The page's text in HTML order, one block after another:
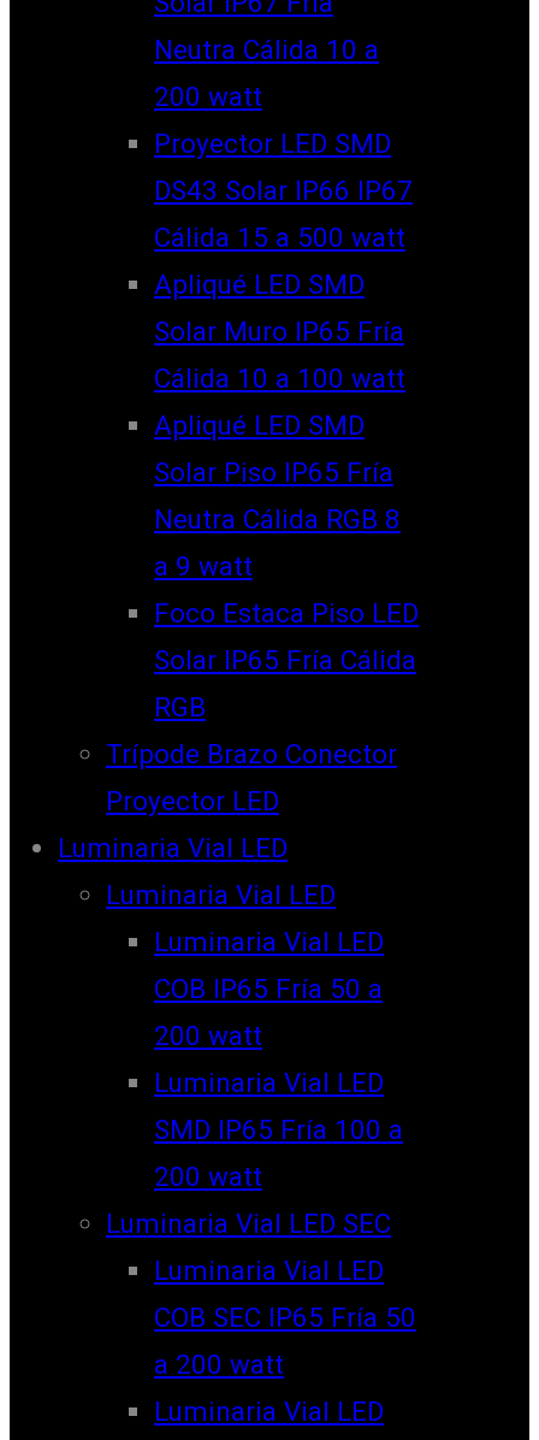
Neutra Cálida 10 a
200 watt
Proyector LED SMD
DS43 Solar IP66 IP67
Cálida 15 a 500 watt
Apliqué LED SMD
Solar Muro IP65 Fría
Cálida 10 a 100 watt
Apliqué LED SMD
Solar Piso IP65 Fría
Neutra Cálida RGB 8
a 9 watt
Foco Estaca Piso LED
Solar IP65 Fría Cálida
RGB
Trípode Brazo Conector
Proyector LED
Luminaria Vial LED
Luminaria Vial LED
Luminaria Vial LED
COB IP65 Fría 50 a
200 watt
Luminaria Vial LED
SMD IP65 Fría 100 a
200 watt
Luminaria Vial LED SEC
Luminaria Vial LED
COB SEC IP65 Fría 50
a 200 watt
Luminaria Vial LED